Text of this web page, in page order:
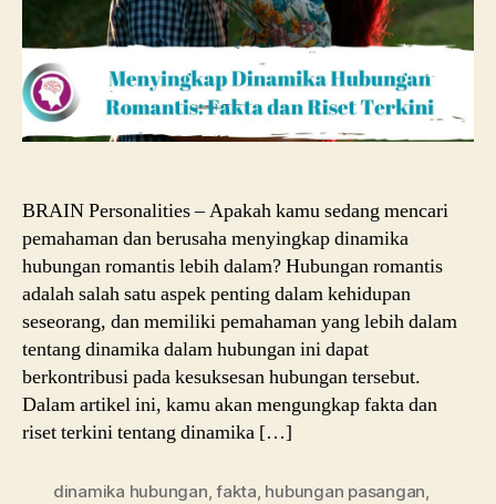
BRAIN Personalities – Apakah kamu sedang mencari
pemahaman dan berusaha menyingkap dinamika
hubungan romantis lebih dalam? Hubungan romantis
adalah salah satu aspek penting dalam kehidupan
seseorang, dan memiliki pemahaman yang lebih dalam
tentang dinamika dalam hubungan ini dapat
berkontribusi pada kesuksesan hubungan tersebut.
Dalam artikel ini, kamu akan mengungkap fakta dan
riset terkini tentang dinamika […]
dinamika hubungan,fakta, hubungan pasangan,